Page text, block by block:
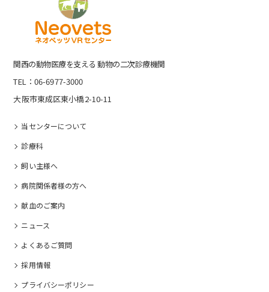
関⻄の動物医療を⽀える 動物の⼆次診療機関
TEL：06-6977-3000
大阪市東成区東小橋2-10-11
当センターについて
診療科
飼い主様へ
病院関係者様の⽅へ
献血のご案内
ニュース
よくあるご質問
採⽤情報
プライバシーポリシー